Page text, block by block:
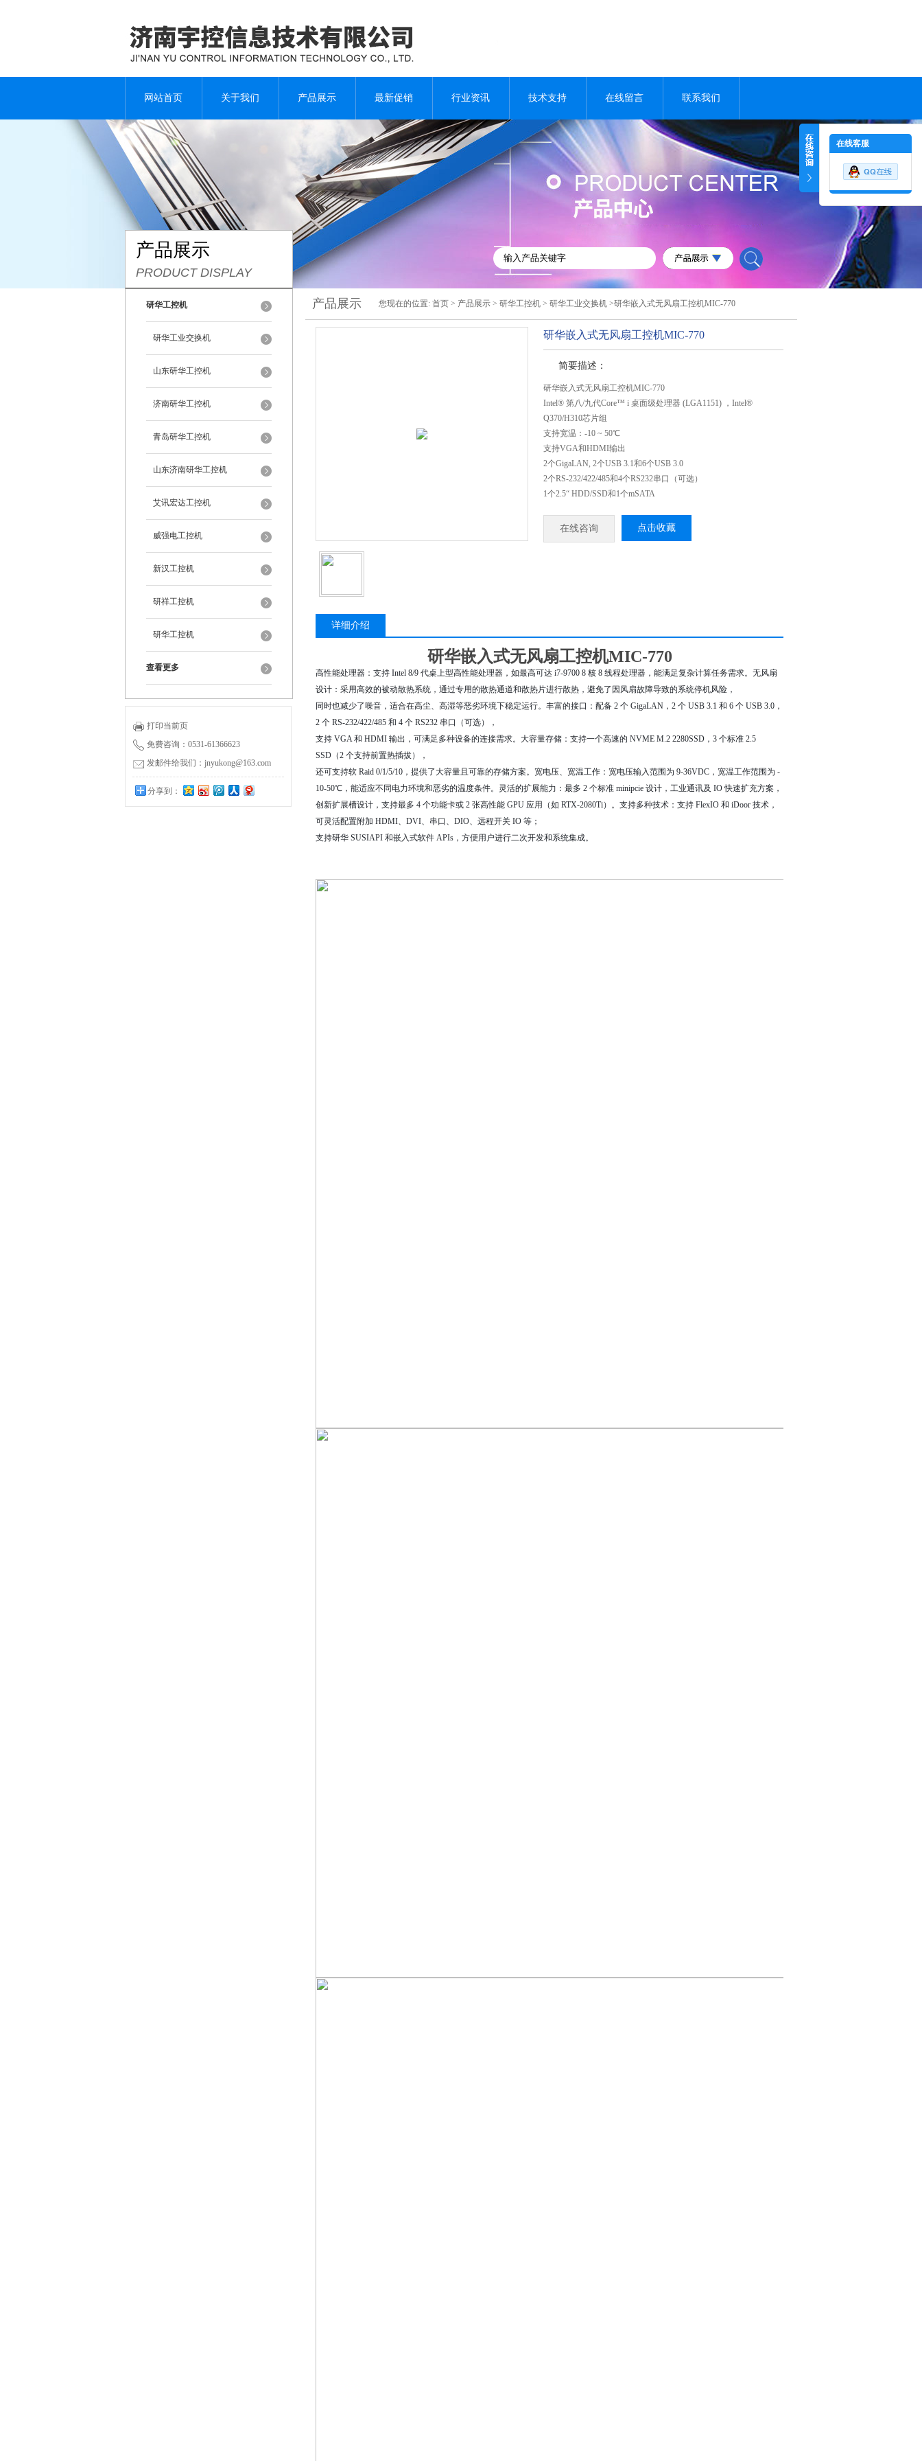
网站首页 关于我们 产品展示 最新促销 行业资讯 技术支持 在线留言 联系我们
产品展示
PRODUCT DISPLAY
研华工控机
研华工业交换机
山东研华工控机
济南研华工控机
青岛研华工控机
山东济南研华工控机
艾讯宏达工控机
威强电工控机
新汉工控机
研祥工控机
研华工控机
查看更多
打印当前页
免费咨询：0531-61366623
发邮件给我们：jnyukong@163.com
分享到：
0
产品展示 您现在的位置: 首页 > 产品展示 > 研华工控机 > 研华工业交换机 >研华嵌入式无风扇工控机MIC-770
研华嵌入式无风扇工控机MIC-770
简要描述：
研华嵌入式无风扇工控机MIC-770
Intel® 第八/九代Core™ i 桌面级处理器 (LGA1151) ，Intel®
Q370/H310芯片组
支持宽温：-10 ~ 50℃
支持VGA和HDMI输出
2个GigaLAN, 2个USB 3.1和6个USB 3.0
2个RS-232/422/485和4个RS232串口（可选）
1个2.5“ HDD/SSD和1个mSATA
在线咨询 点击收藏
详细介绍
研华嵌入式无风扇工控机MIC-770
高性能处理器：支持 Intel 8/9 代桌上型高性能处理器，如最高可达 i7-9700 8 核 8 线程处理器，能满足复杂计算任务需求。无风扇
设计：采用高效的被动散热系统，通过专用的散热通道和散热片进行散热，避免了因风扇故障导致的系统停机风险，
同时也减少了噪音，适合在高尘、高湿等恶劣环境下稳定运行。丰富的接口：配备 2 个 GigaLAN，2 个 USB 3.1 和 6 个 USB 3.0，
2 个 RS-232/422/485 和 4 个 RS232 串口（可选），
支持 VGA 和 HDMI 输出，可满足多种设备的连接需求。大容量存储：支持一个高速的 NVME M.2 2280SSD，3 个标准 2.5
SSD（2 个支持前置热插拔），
还可支持软 Raid 0/1/5/10，提供了大容量且可靠的存储方案。宽电压、宽温工作：宽电压输入范围为 9-36VDC，宽温工作范围为 -
10-50℃，能适应不同电力环境和恶劣的温度条件。灵活的扩展能力：最多 2 个标准 minipcie 设计，工业通讯及 IO 快速扩充方案，
创新扩展槽设计，支持最多 4 个功能卡或 2 张高性能 GPU 应用（如 RTX-2080Ti）。支持多种技术：支持 FlexIO 和 iDoor 技术，
可灵活配置附加 HDMI、DVI、串口、DIO、远程开关 IO 等；
支持研华 SUSIAPI 和嵌入式软件 APIs，方便用户进行二次开发和系统集成。
在线客服